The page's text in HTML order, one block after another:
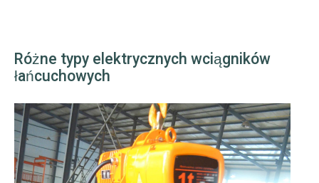
Różne typy elektrycznych wciągników
łańcuchowych